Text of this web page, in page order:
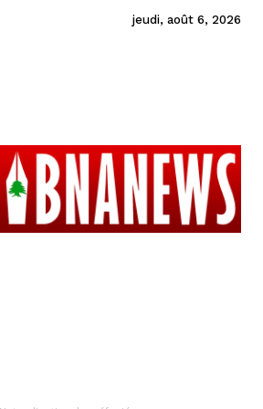
jeudi, août 6, 2026